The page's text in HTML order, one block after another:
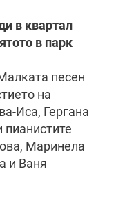
в квартал
в парк
песен
на
Иса, Гергана
Маринела
и Ваня